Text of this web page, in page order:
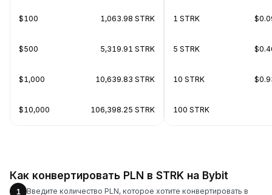
$100 1,063.98 STRK
$500 5,319.91 STRK
$1,000 10,639.83 STRK
$10,000 106,398.25 STRK
1 STRK
5 STRK
10 STRK
100 STRK
Как конвертировать PLN в STRK на Bybit
1 Введите количество PLN, которое хотите конвертировать в